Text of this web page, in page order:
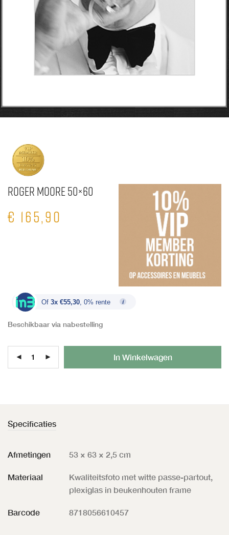
Roger Moore 50×60
€ 165,90
Of 3x €55,30, 0% rente
Beschikbaar via nabestelling
In Winkelwagen
Specificaties
Afmetingen 53 × 63 × 2,5 cm
Materiaal
Kwaliteitsfoto met witte passe-partout,
plexiglas in beukenhouten frame
Barcode 8718056610457